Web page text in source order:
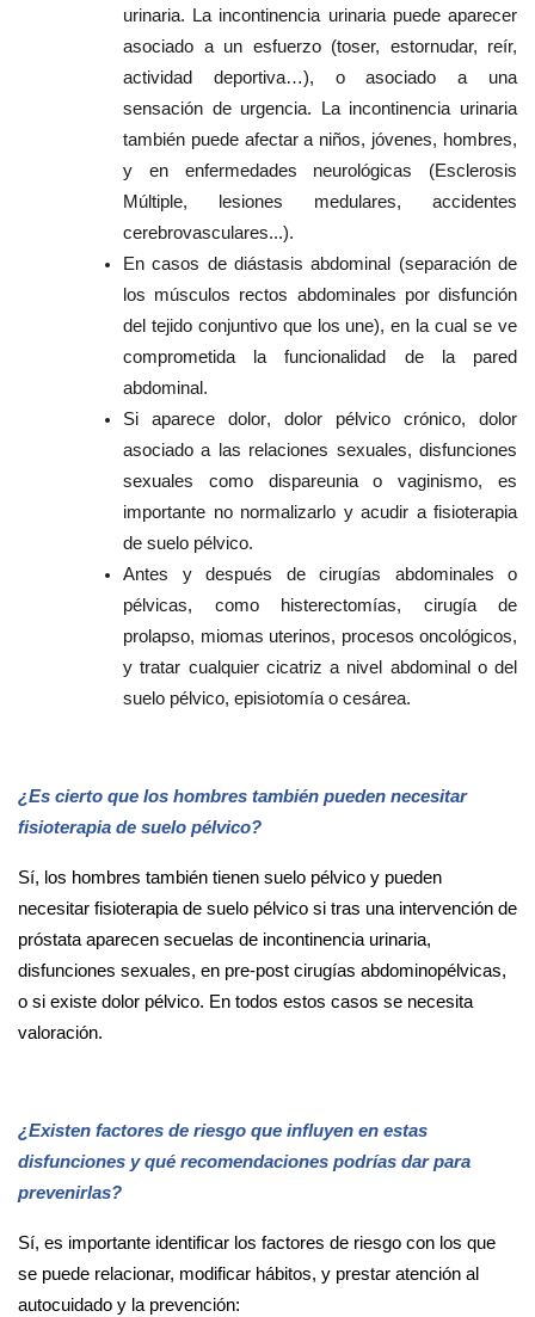
urinaria. La incontinencia urinaria puede aparecer
asociado a un esfuerzo (toser, estornudar, reír,
actividad deportiva…), o asociado a una
sensación de urgencia. La incontinencia urinaria
también puede afectar a niños, jóvenes, hombres,
y en enfermedades neurológicas (Esclerosis
Múltiple, lesiones medulares, accidentes
cerebrovasculares...).
En casos de diástasis abdominal
(separación de
los músculos rectos abdominales por disfunción
del tejido conjuntivo que los une), en la cual se ve
comprometida la funcionalidad de la pared
abdominal.
Si aparece dolor, dolor pélvico crónico, dolor
asociado a las relaciones sexuales, disfunciones
sexuales como dispareunia o vaginismo, es
importante no normalizarlo y acudir a fisioterapia
de suelo pélvico.
Antes y después de cirugías abdominales o
pélvicas, como histerectomías, cirugía de
prolapso, miomas uterinos, procesos oncológicos,
y tratar cualquier cicatriz a nivel abdominal o del
suelo pélvico, episiotomía o cesárea.
¿Es cierto que los hombres también pueden necesitar
fisioterapia de suelo pélvico?
Sí, los hombres también tienen suelo pélvico y pueden
necesitar fisioterapia de suelo pélvico si tras una intervención de
próstata aparecen secuelas de incontinencia urinaria,
disfunciones sexuales, en pre-post cirugías abdominopélvicas,
o si existe dolor pélvico. En todos estos casos se necesita
valoración.
¿Existen factores de riesgo que influyen en estas
disfunciones y qué recomendaciones podrías dar para
prevenirlas?
Sí, es importante identificar los factores de riesgo con los que
se puede relacionar, modificar hábitos, y prestar atención al
autocuidado y la prevención: